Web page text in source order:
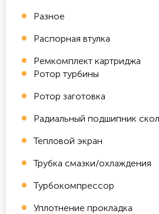
Разное
Распорная втулка
Ремкомплект картриджа
Ротор турбины
Ротор заготовка
Радиальный подшипник
Тепловой экран
Трубка смазки/охлаждения
Турбокомпрессор
Уплотнение прокладка